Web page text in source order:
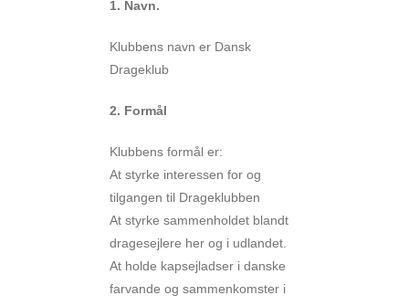
1. Navn.
Klubbens navn er Dansk
Drageklub
2. Formål
Klubbens formål er:
At styrke interessen for og
tilgangen til Drageklubben
At styrke sammenholdet blandt
dragesejlere her og i udlandet.
At holde kapsejladser i danske
farvande og sammenkomster i